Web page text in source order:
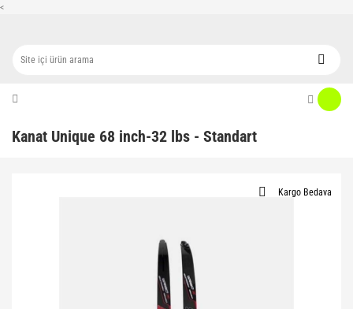
<
Kanat Unique 68 inch-32 lbs - Standart
Kargo Bedava